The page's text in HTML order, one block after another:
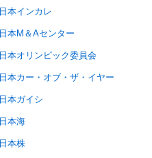
日本インカレ
日本M＆Aセンター
日本オリンピック委員会
日本カー・オブ・ザ・イヤー
日本ガイシ
日本海
日本株